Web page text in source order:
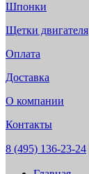
Шпонки
Щетки двигателя
Оплата
Доставка
О компании
Контакты
8 (495) 136-23-24